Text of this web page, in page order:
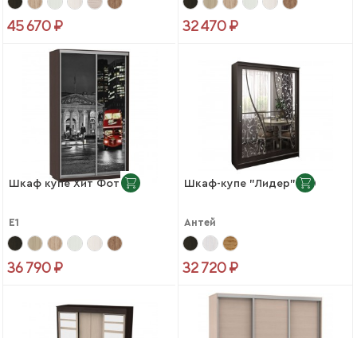
45 670 ₽ 32 470 ₽
Шкаф купе Хит Фото
Е1
36 790 ₽
Шкаф-купе "Лидер" 2.0
Антей
32 720 ₽